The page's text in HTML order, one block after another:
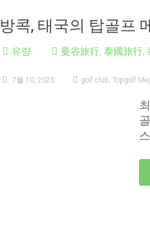
방콕, 태국의 탑골프
유량 曼谷旅行, 泰國旅行,
7월 10, 2025 golf club Topgolf